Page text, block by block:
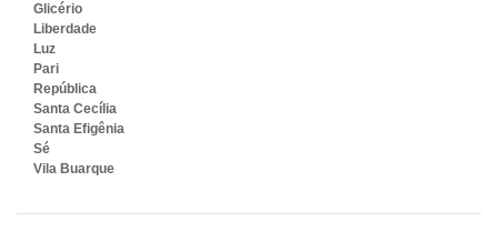
Glicério
Liberdade
Luz
Pari
República
Santa Cecília
Santa Efigênia
Sé
Vila Buarque